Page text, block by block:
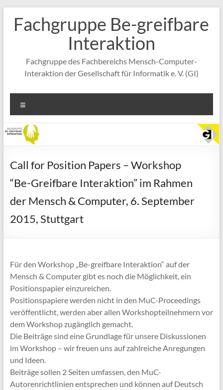
Inhalt
springen
Fachgruppe Be-greifbare
Interaktion
Fachgruppe des Fachbereichs Mensch-Computer-
Interaktion der Gesellschaft für Informatik e. V. (GI)
Call for Position Papers – Workshop
“Be-Greifbare Interaktion” im Rahmen
der Mensch & Computer, 6. September
2015, Stuttgart
Für den Workshop „Be-greifbare Interaktion“ auf der
Mensch & Computer gibt es noch die Möglichkeit, ein
Positionspapier einzureichen.
Positionspapiere werden nicht in den MuC-Proceedings
veröffentlicht, werden aber allen Workshopteilnehmern vor
dem Workshop zugänglich gemacht.
Die Beiträge sind eine Grundlage für unsere Diskussionen
im Workshop – wir freuen uns auf zahlreiche Anregungen
und Ideen.
Beiträge sollen 2 Seiten umfassen, den MuC-
Autorenrichtlinien entsprechen und können auf Deutsch